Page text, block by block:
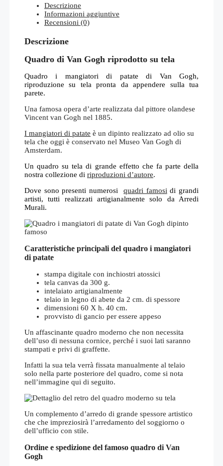
Descrizione
Informazioni aggiuntive
Recensioni (0)
Descrizione
Quadro di Van Gogh riprodotto su tela
Quadro i mangiatori di patate di Van Gogh,
riproduzione su tela pronta da appendere sulla tua
parete.
Una famosa opera d’arte realizzata dal pittore olandese
Vincent van Gogh nel 1885.
I mangiatori di patate è un dipinto realizzato ad olio su
tela che oggi è conservato nel Museo Van Gogh di
Amsterdam.
Un quadro su tela di grande effetto che fa parte della
nostra collezione di riproduzioni d’autore.
Dove sono presenti numerosiquadri famosi di grandi
artisti, tutti realizzati artigianalmente solo da Arredi
Murali.
Caratteristiche principali del quadro i mangiatori
di patate
stampa digitale con inchiostri atossici
tela canvas da 300 g.
intelaiato artigianalmente
telaio in legno di abete da 2 cm. di spessore
dimensioni 60 X h. 40 cm.
provvisto di gancio per essere appeso
Un affascinante quadro moderno che non necessita
dell’uso di nessuna cornice, perché i suoi lati saranno
stampati e privi di graffette.
Infatti la sua tela verrà fissata manualmente al telaio
solo nella parte posteriore del quadro, come si nota
nell’immagine qui di seguito.
Un complemento d’arredo di grande spessore artistico
che che impreziosirà l’arredamento del soggiorno o
dell’ufficio con stile.
Ordine e spedizione del famoso quadro di Van
Gogh